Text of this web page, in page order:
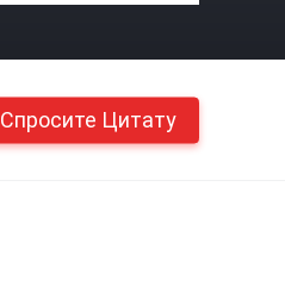
Спросите Цитату